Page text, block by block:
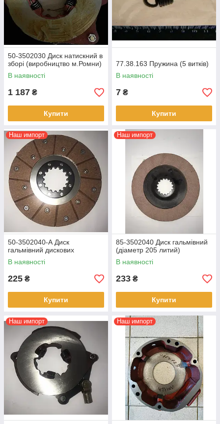
50-3502030 Диск натискний в
зборі (виробництво м.Ромни)
В наявності
1 187 ₴
Купити
77.38.163 Пружина (5 витків)
В наявності
7 ₴
Купити
Наш импорт
50-3502040-А Диск
гальмівний дискових
В наявності
225 ₴
Купити
Наш импорт
85-3502040 Диск гальмівний
(діаметр 205 литий)
В наявності
233 ₴
Купити
Наш импорт Наш импорт